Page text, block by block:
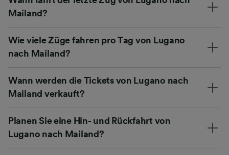
Mailand?
Wie viele Züge fahren pro Tag von Lugano
nach Mailand?
Wann werden die Tickets von Lugano nach
Mailand verkauft?
Planen Sie eine Hin- und Rückfahrt von
Lugano nach Mailand?